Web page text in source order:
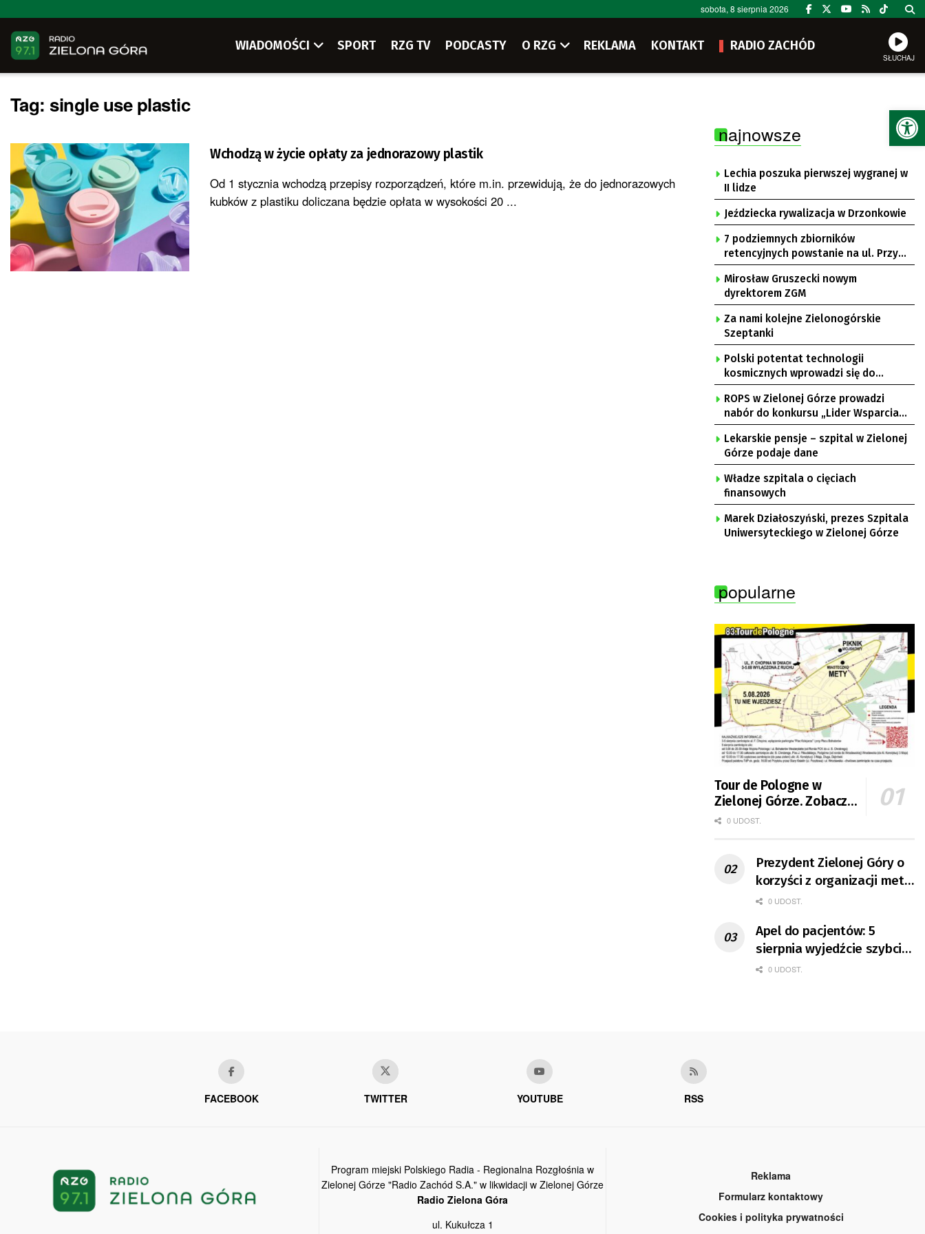
sobota, 8 sierpnia 2026
WIADOMOŚCI SPORT RZG TV PODCASTY O RZG REKLAMA KONTAKT RADIO ZACHÓD
SŁUCHAJ
Tag:single use plastic
Wchodzą w życie opłaty za jednorazowy plastik
Od 1 stycznia wchodzą przepisy rozporządzeń, które m.in. przewidują, że do jednorazowych
kubków z plastiku doliczana będzie opłata w wysokości 20 ...
najnowsze
Lechia poszuka pierwszej wygranej w
II lidze
Jeździecka rywalizacja w Drzonkowie
7 podziemnych zbiorników
retencyjnych powstanie na ul. Przy
Gazowni
Mirosław Gruszecki nowym
dyrektorem ZGM
Za nami kolejne Zielonogórskie
Szeptanki
Polski potentat technologii
kosmicznych wprowadzi się do
Zielonej Góry
ROPS w Zielonej Górze prowadzi
nabór do konkursu „Lider Wsparcia
Seniora”
Lekarskie pensje – szpital w Zielonej
Górze podaje dane
Władze szpitala o cięciach
finansowych
Marek Działoszyński, prezes Szpitala
Uniwersyteckiego w Zielonej Górze
popularne
Tour de Pologne w
Zielonej Górze. Zobacz
zmiany w organizacji
0 UDOST.
Prezydent Zielonej Góry o
korzyści z organizacji mety
Tour de Pologne
0 UDOST.
Apel do pacjentów: 5
sierpnia wyjedźcie szybciej
z domów
0 UDOST.
FACEBOOK TWITTER YOUTUBE RSS
Program miejski Polskiego Radia - Regionalna Rozgłośnia w
Zielonej Górze "Radio Zachód S.A." w likwidacji w Zielonej Górze
Radio Zielona Góra
ul. Kukułcza 1
Reklama
Formularz kontaktowy
Cookies i polityka prywatności